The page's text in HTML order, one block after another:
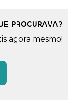
PROCURAVA?
agora mesmo!